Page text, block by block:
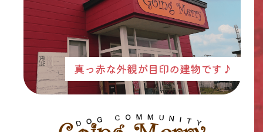
真っ赤な外観が目印の建物です♪